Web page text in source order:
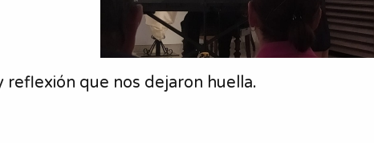
que nos dejaron huella.